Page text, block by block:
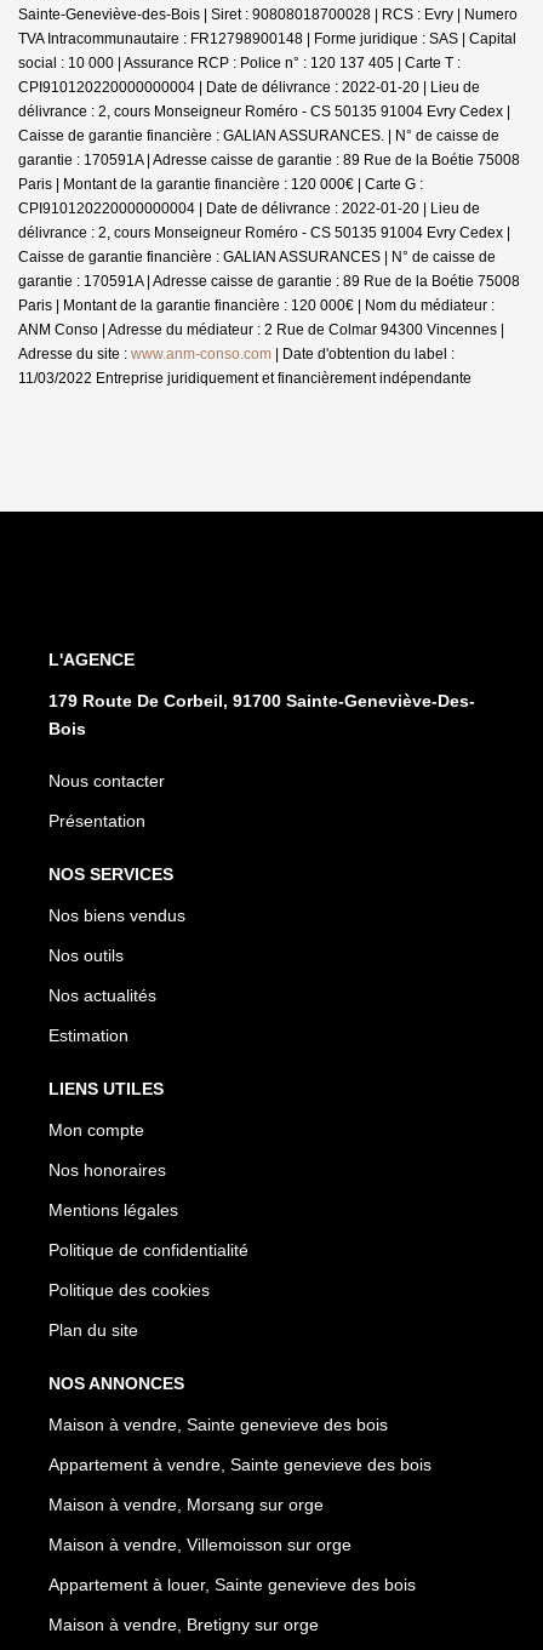
Sainte-Geneviève-des-Bois | Siret : 90808018700028 | RCS : Evry | Numero
TVA Intracommunautaire : FR12798900148 | Forme juridique : SAS | Capital
social : 10 000 | Assurance RCP : Police n° : 120 137 405 | Carte T :
CPI910120220000000004 | Date de délivrance : 2022-01-20 | Lieu de
délivrance : 2, cours Monseigneur Roméro - CS 50135 91004 Evry Cedex |
Caisse de garantie financière : GALIAN ASSURANCES. | N° de caisse de
garantie : 170591A | Adresse caisse de garantie : 89 Rue de la Boétie 75008
Paris | Montant de la garantie financière : 120 000€ | Carte G :
CPI910120220000000004 | Date de délivrance : 2022-01-20 | Lieu de
délivrance : 2, cours Monseigneur Roméro - CS 50135 91004 Evry Cedex |
Caisse de garantie financière : GALIAN ASSURANCES | N° de caisse de
garantie : 170591A | Adresse caisse de garantie : 89 Rue de la Boétie 75008
Paris | Montant de la garantie financière : 120 000€ | Nom du médiateur :
ANM Conso | Adresse du médiateur : 2 Rue de Colmar 94300 Vincennes |
Adresse du site : www.anm-conso.com | Date d'obtention du label :
11/03/2022 Entreprise juridiquement et financièrement indépendante
L'AGENCE
179 Route De Corbeil, 91700 Sainte-Geneviève-Des-
Bois
Nous contacter
Présentation
NOS SERVICES
Nos biens vendus
Nos outils
Nos actualités
Estimation
LIENS UTILES
Mon compte
Nos honoraires
Mentions légales
Politique de confidentialité
Politique des cookies
Plan du site
NOS ANNONCES
Maison à vendre, Sainte genevieve des bois
Appartement à vendre, Sainte genevieve des bois
Maison à vendre, Morsang sur orge
Maison à vendre, Villemoisson sur orge
Appartement à louer, Sainte genevieve des bois
Maison à vendre, Bretigny sur orge